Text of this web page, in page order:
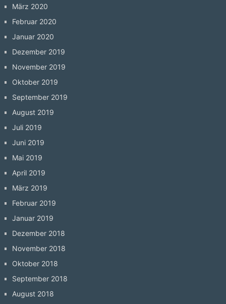
März 2020
Februar 2020
Januar 2020
Dezember 2019
November 2019
Oktober 2019
September 2019
August 2019
Juli 2019
Juni 2019
Mai 2019
April 2019
März 2019
Februar 2019
Januar 2019
Dezember 2018
November 2018
Oktober 2018
September 2018
August 2018